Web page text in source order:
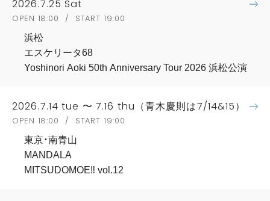
2026.7.25 Sat
OPEN 18:00 / START 19:00
浜松
エスケリータ68
Yoshinori Aoki 50th Anniversary Tour 2026 浜松公演
2026.7.14 tue 〜 7.16 thu（青木慶則は7/14&15）
OPEN 18:00 / START 19:00
東京・南青山
MANDALA
MITSUDOMOE‼︎ vol.12